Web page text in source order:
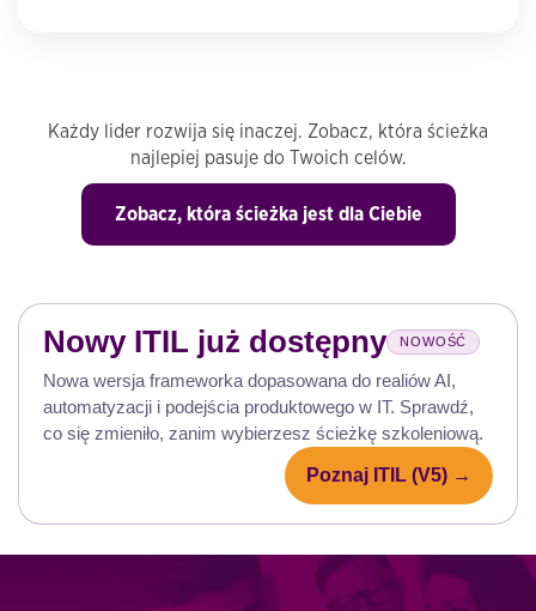
Każdy lider rozwija się inaczej. Zobacz, która ścieżka
najlepiej pasuje do Twoich celów.
Zobacz, która ścieżka jest dla Ciebie
Nowy ITIL już dostępny NOWOŚĆ
Nowa wersja frameworka dopasowana do realiów AI,
automatyzacji i podejścia produktowego w IT. Sprawdź,
co się zmieniło, zanim wybierzesz ścieżkę szkoleniową.
Poznaj ITIL (V5) →